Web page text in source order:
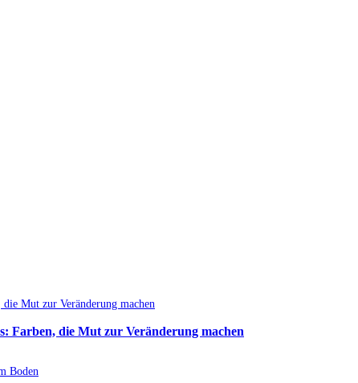
Farben, die Mut zur Veränderung machen